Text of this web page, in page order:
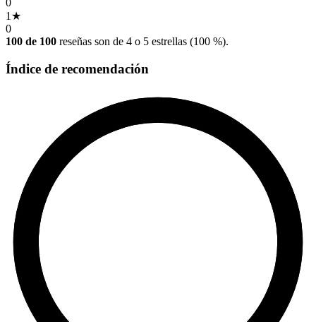
1 ★
0
100 de 100 reseñas son de 4 o 5 estrellas (100 %).
Índice de recomendación